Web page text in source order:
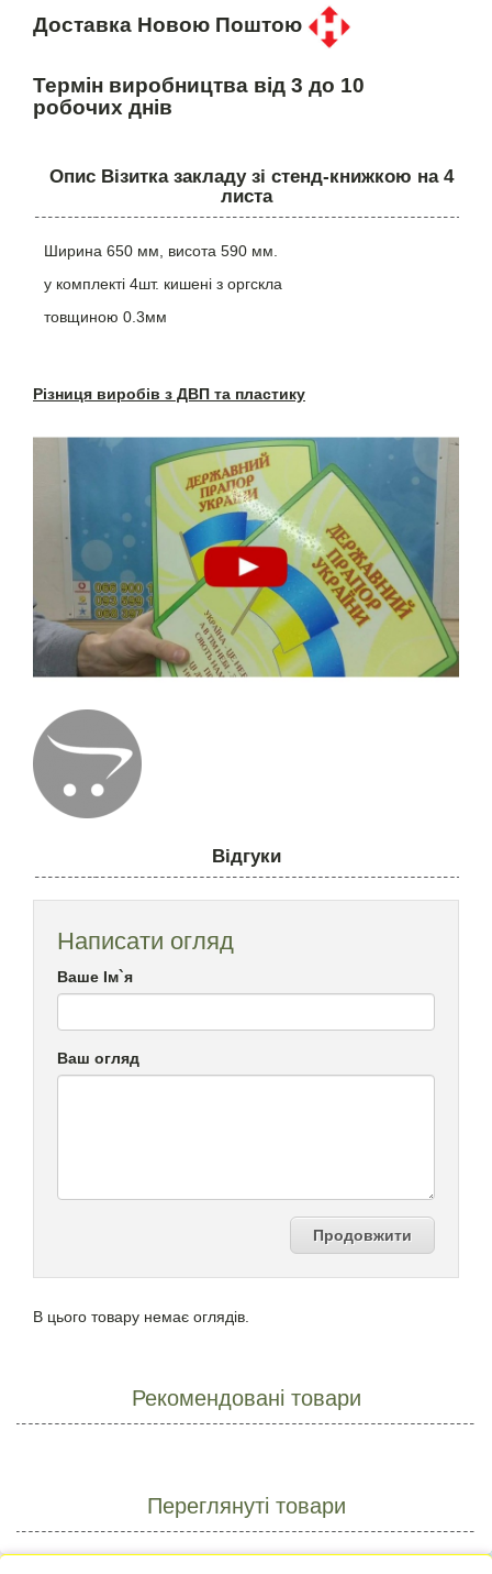
Доставка Новою Поштою
Термін виробництва від 3 до 10
робочих днів
Опис Візитка закладу зі стенд-книжкою на 4
листа
Ширина 650 мм, висота 590 мм.
у комплекті 4шт. кишені з оргскла
товщиною 0.3мм
Різниця виробів з ДВП та пластику
Відгуки
Написати огляд
Ваше Ім`я
Ваш огляд
Продовжити
В цього товару немає оглядів.
Рекомендовані товари
Переглянуті товари